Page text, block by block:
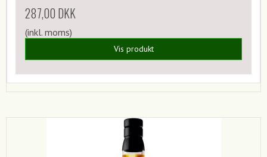
287,00 DKK
(inkl. moms)
Vis produkt